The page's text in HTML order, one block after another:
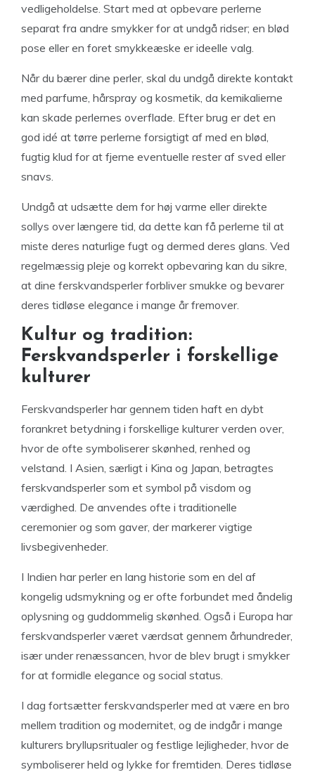
vedligeholdelse. Start med at opbevare perlerne
separat fra andre smykker for at undgå ridser; en blød
pose eller en foret smykkeæske er ideelle valg.
Når du bærer dine perler, skal du undgå direkte kontakt
med parfume, hårspray og kosmetik, da kemikalierne
kan skade perlernes overflade. Efter brug er det en
god idé at tørre perlerne forsigtigt af med en blød,
fugtig klud for at fjerne eventuelle rester af sved eller
snavs.
Undgå at udsætte dem for høj varme eller direkte
sollys over længere tid, da dette kan få perlerne til at
miste deres naturlige fugt og dermed deres glans. Ved
regelmæssig pleje og korrekt opbevaring kan du sikre,
at dine ferskvandsperler forbliver smukke og bevarer
deres tidløse elegance i mange år fremover.
Kultur og tradition:
Ferskvandsperler i forskellige
kulturer
Ferskvandsperler har gennem tiden haft en dybt
forankret betydning i forskellige kulturer verden over,
hvor de ofte symboliserer skønhed, renhed og
velstand. I Asien, særligt i Kina og Japan, betragtes
ferskvandsperler som et symbol på visdom og
værdighed. De anvendes ofte i traditionelle
ceremonier og som gaver, der markerer vigtige
livsbegivenheder.
I Indien har perler en lang historie som en del af
kongelig udsmykning og er ofte forbundet med åndelig
oplysning og guddommelig skønhed. Også i Europa har
ferskvandsperler været værdsat gennem århundreder,
især under renæssancen, hvor de blev brugt i smykker
for at formidle elegance og social status.
I dag fortsætter ferskvandsperler med at være en bro
mellem tradition og modernitet, og de indgår i mange
kulturers bryllupsritualer og festlige lejligheder, hvor de
symboliserer held og lykke for fremtiden. Deres tidløse